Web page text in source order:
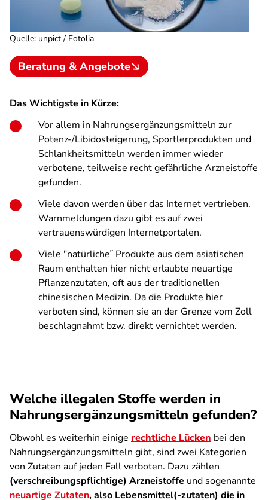
Quelle: unpict / Fotolia
Beratung & Angebote
Das Wichtigste in Kürze:
Vor allem in Nahrungsergänzungsmitteln zur
Potenz-/Libidosteigerung, Sportlerprodukten und
Schlankheitsmitteln werden immer wieder
verbotene, teilweise recht gefährliche Arzneistoffe
gefunden.
Viele davon werden über das Internet vertrieben.
Warnmeldungen dazu gibt es auf zwei
vertrauenswürdigen Internetportalen.
Viele "natürliche‟ Produkte aus dem asiatischen
Raum enthalten hier nicht erlaubte neuartige
Pflanzenzutaten, oft aus der traditionellen
chinesischen Medizin. Da die Produkte hier
verboten sind, können sie an der Grenze vom Zoll
beschlagnahmt bzw. direkt vernichtet werden.
Welche illegalen Stoffe werden in
Nahrungsergänzungsmitteln gefunden?
Obwohl es weiterhin einige rechtliche Lücken bei den
Nahrungsergänzungsmitteln gibt, sind zwei Kategorien
von Zutaten auf jeden Fall verboten. Dazu zählen
(verschreibungspflichtige) Arzneistoffe und sogenannte
neuartige Zutaten, also Lebensmittel(-zutaten) die in